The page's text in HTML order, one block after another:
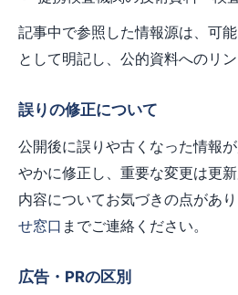
記事中で参照した情報源は、可
として明記し、公的資料へのリン
誤りの修正について
公開後に誤りや古くなった情報
やかに修正し、重要な変更は更新
内容についてお気づきの点があ
せ窓口 までご連絡ください。
広告・PRの区別